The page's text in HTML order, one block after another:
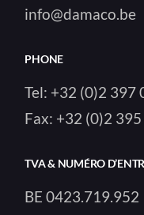
info@damaco.be
PHONE
Tel: +32 (0)2 397
Fax: +32 (0)2
TVA & NUMÉRO
BE 0423.719.952